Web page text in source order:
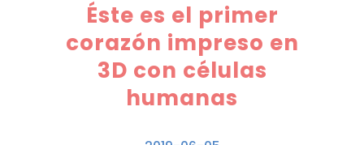
Éste es el primer
corazón impreso en
3D con células
humanas